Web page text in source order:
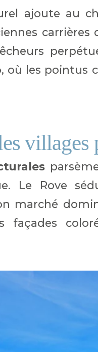
ajoute au
où les pointus
Le Rove
marché
façades